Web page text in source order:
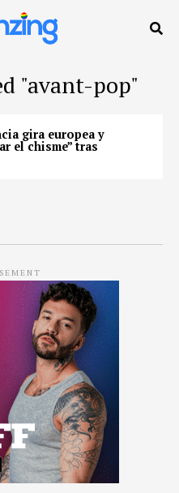
"avant-pop"
gira europea y
el chisme” tras